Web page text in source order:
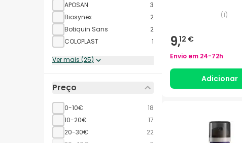
APOSAN
3
Biosynex
2
Botiquin Sans
2
COLOPLAST
1
Ver mais (25)
Preço
0-10€
18
10-20€
17
20-30€
22
(1)
9,12 €
Envio em 24-72h
Adicionar